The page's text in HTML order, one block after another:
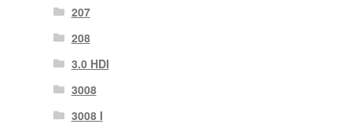
207
208
3.0 HDI
3008
3008 Ι